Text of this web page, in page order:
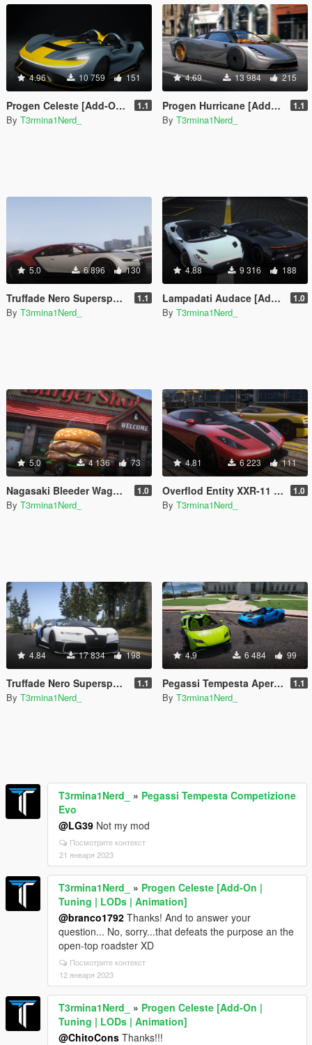
4.96 10 759 151
Progen Celeste [Add-On | Tuning | LODs | Animation] 1.1
By T3rmina1Nerd_
4.69 13 984 215
Progen Hurricane [Add-On | Tuning | LODs] 1.1
By T3rmina1Nerd_
5.0 6 896 130
Truffade Nero Supersport Mk.II [Add-On | LODs] 1.1
By T3rmina1Nerd_
4.88 9 316 188
Lampadati Audace [Add-On | Tuning] 1.0
By T3rmina1Nerd_
5.0 4 136 73
Nagasaki Bleeder Wagon [Add-On] 1.0
By T3rmina1Nerd_
4.81 6 223 111
Overflod Entity XXR-11 [Add-On] 1.0
By T3rmina1Nerd_
4.84 17 834 198
Truffade Nero Supersport [Add-On | FiveM | Auto-Spoiler] 1.1
By T3rmina1Nerd_
4.9 6 484 99
Pegassi Tempesta Aperta [Add-On | Tuning] 1.1
By T3rmina1Nerd_
T3rmina1Nerd_ » Pegassi Tempesta Competizione
Evo
@LG39 Not my mod
Посмотрите контекст
21 января 2023
T3rmina1Nerd_ » Progen Celeste [Add-On |
Tuning | LODs | Animation]
@branco1792 Thanks! And to answer your
question... No, sorry...that defeats the purpose an the
open-top roadster XD
Посмотрите контекст
12 января 2023
T3rmina1Nerd_ » Progen Celeste [Add-On |
Tuning | LODs | Animation]
@ChitoCons Thanks!!!